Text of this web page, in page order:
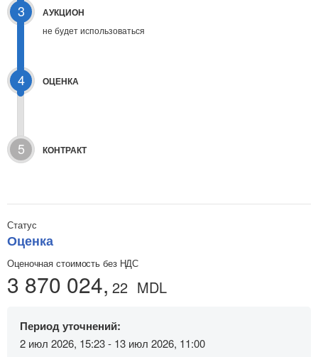
3 АУКЦИОН
не будет использоваться
4 ОЦЕНКА
5 КОНТРАКТ
Статус
Оценка
Оценочная стоимость без НДС
3 870 024, 22 MDL
Период уточнений:
2 июл 2026, 15:23 - 13 июл 2026, 11:00